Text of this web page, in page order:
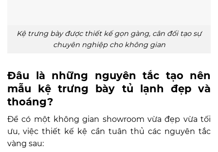
Kệ trưng bày được thiết kế gọn gàng, cân đối tạo sự
chuyên nghiệp cho không gian
Đâu là những nguyên tắc tạo nên
mẫu kệ trưng bày tủ lạnh đẹp và
thoáng?
Để có một không gian showroom vừa đẹp vừa tối
ưu, việc thiết kế kệ cần tuân thủ các nguyên tắc
vàng sau: